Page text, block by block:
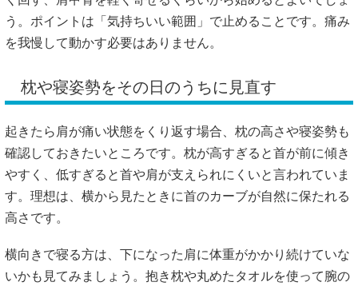
う。ポイントは「気持ちいい範囲」で止めることです。痛み
を我慢して動かす必要はありません。
枕や寝姿勢をその日のうちに見直す
起きたら肩が痛い状態をくり返す場合、枕の高さや寝姿勢も
確認しておきたいところです。枕が高すぎると首が前に傾き
やすく、低すぎると首や肩が支えられにくいと言われていま
す。理想は、横から見たときに首のカーブが自然に保たれる
高さです。
横向きで寝る方は、下になった肩に体重がかかり続けていな
いかも見てみましょう。抱き枕や丸めたタオルを使って腕の